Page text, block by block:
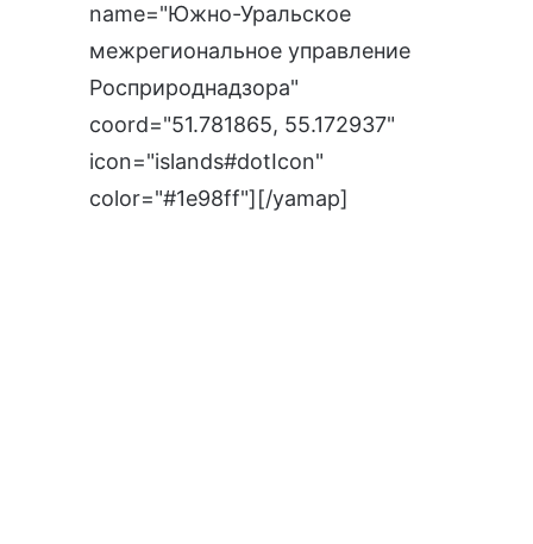
name="Южно-Уральское
межрегиональное управление
Росприроднадзора"
coord="51.781865, 55.172937"
icon="islands#dotIcon"
color="#1e98ff"][/yamap]